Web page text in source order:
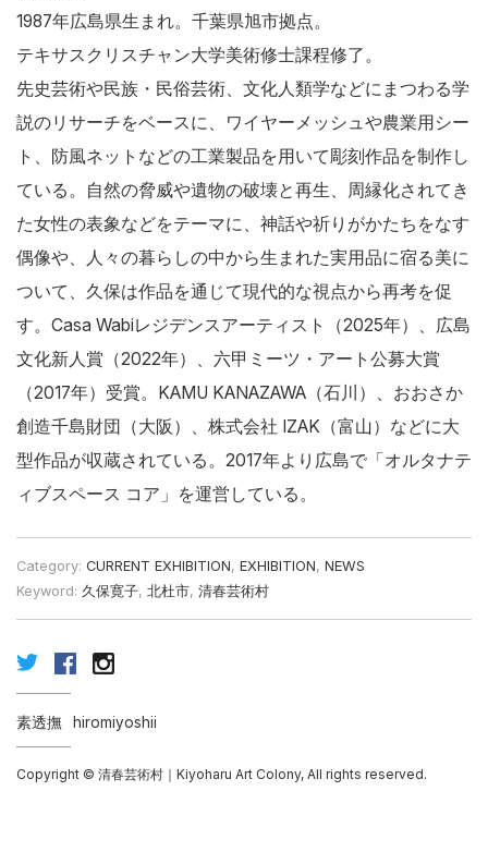
1987年広島県生まれ。千葉県旭市拠点。
テキサスクリスチャン大学美術修士課程修了。
先史芸術や民族・民俗芸術、文化人類学などにまつわる学
説のリサーチをベースに、ワイヤーメッシュや農業用シー
ト、防風ネットなどの工業製品を用いて彫刻作品を制作し
ている。自然の脅威や遺物の破壊と再生、周縁化されてき
た女性の表象などをテーマに、神話や祈りがかたちをなす
偶像や、人々の暮らしの中から生まれた実用品に宿る美に
ついて、久保は作品を通じて現代的な視点から再考を促
す。Casa Wabiレジデンスアーティスト（2025年）、広島
文化新人賞（2022年）、六甲ミーツ・アート公募大賞
（2017年）受賞。KAMU KANAZAWA（石川）、おおさか
創造千島財団（大阪）、株式会社 IZAK（富山）などに大
型作品が収蔵されている。2017年より広島で「オルタナテ
ィブスペース コア」を運営している。
Category: CURRENT EXHIBITION, EXHIBITION, NEWS
Keyword: 久保寛子, 北杜市, 清春芸術村
素透撫 hiromiyoshii
Copyright © 清春芸術村｜Kiyoharu Art Colony, All rights reserved.